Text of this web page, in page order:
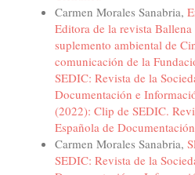
Carmen Morales Sanabria,
Editora de la revista
suplemento ambiental de
comunicación de la
SEDIC: Revista de la
Documentación e
(2022): Clip de SEDIC.
Española de
Carmen Morales Sanabria,
SEDIC: Revista de la